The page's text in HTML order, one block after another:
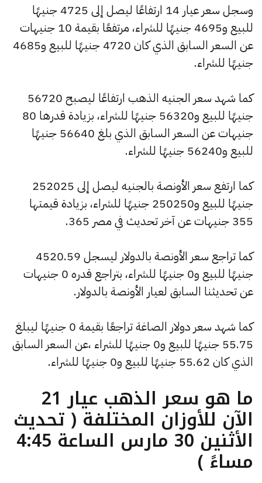
وسجل سعر عيار 14 ارتفاعًا ليصل إلى 4725 جنيهًا
للبيع و4695 جنيهًا للشراء، مرتفعًا بقيمة 10 جنيهات
عن السعر السابق الذي كان 4720 جنيهًا للبيع و4685
جنيهًا للشراء.
كما شهد سعر الجنيه الذهب ارتفاعًا ليصبح 56720
جنيهًا للبيع و56320 جنيهًا للشراء، بزيادة قدرها 80
جنيهات عن السعر السابق الذي بلغ 56640 جنيهًا
للبيع و56240 جنيهًا للشراء.
كما ارتفع سعر الأونصة بالجنيه ليصل إلى 252025
جنيهًا للبيع و250250 جنيهًا للشراء، بزيادة قيمتها
355 جنيهات عن آخر تحديث في مصر 365.
كما تراجع سعر الأونصة بالدولار ليسجل 4520.59
جنيهًا للبيع و0 جنيهًا للشراء، بتراجع قدره 0 جنيهات
عن تحديثنا السابق لعيار الأونصة بالدولار.
كما شهد سعر دولار الصاغة تراجعًا بقيمة 0 جنيهًا ليبلغ
55.75 جنيهًا للبيع و0 جنيهًا للشراء ،عن السعر السابق
الذي كان 55.62 جنيهًا للبيع و0 جنيهًا للشراء.
ما هو سعر الذهب عيار 21
الآن للأوزان المختلفة ( تحديث
الأثنين 30 مارس الساعة 4:45
مساءً )